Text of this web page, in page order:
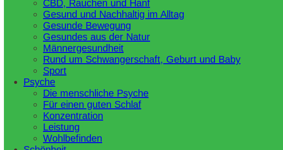
CBD, Rauchen und Hanf
Gesund und Nachhaltig im Alltag
Gesunde Bewegung
Gesundes aus der Natur
Männergesundheit
Rund um Schwangerschaft, Geburt und Baby
Sport
Psyche
Die menschliche Psyche
Für einen guten Schlaf
Konzentration
Leistung
Wohlbefinden